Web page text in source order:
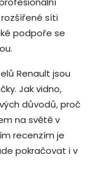
síti
podpoře se
Renault jsou
Jak vidno,
důvodů, proč
na světě v
recenzím je
pokračovat i v